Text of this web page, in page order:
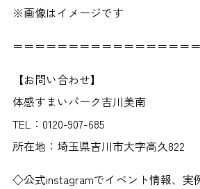
※画像はイメージです
＝＝＝＝＝＝＝＝＝＝＝＝＝＝＝＝
【お問い合わせ】
体感すまいパーク吉川美南
TEL：0120-907-685
所在地：埼玉県吉川市大字高久822
◇公式instagramでイベント情報、